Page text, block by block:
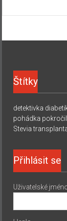
Štítky
detektivka
pohádka
Stevia
Přihlásit se
Uživatelské